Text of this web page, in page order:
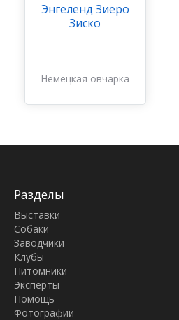
Энгеленд Зиеро
Зиско
Немецкая овчарка
Разделы
Выставки
Собаки
Заводчики
Клубы
Питомники
Эксперты
Помощь
Фотографии